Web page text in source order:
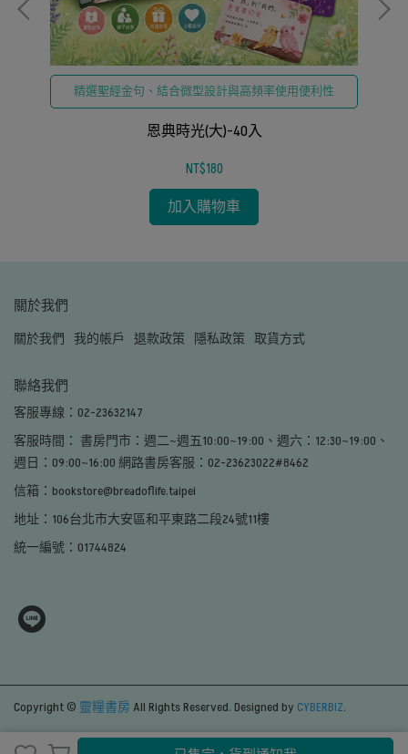
精選聖經金句、結合微型設計與高頻率使用便利性
恩典時光(大)-40入
NT$180
加入購物車
關於我們
關於我們 我的帳戶 退款政策 隱私政策 取貨方式
聯絡我們
客服專線：02-23632147
客服時間： 書房門市：週二~週五10:00~19:00、週六：12:30~19:00、
週日：09:00~16:00 網路書房客服：02-23623022#8462
信箱：bookstore@breadoflife.taipei
地址：106台北市大安區和平東路二段24號11樓
統一編號：01744824
Copyright © 靈糧書房 All Rights Reserved. Designed by CYBERBIZ.